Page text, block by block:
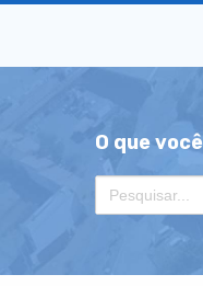
O que
Search
for: